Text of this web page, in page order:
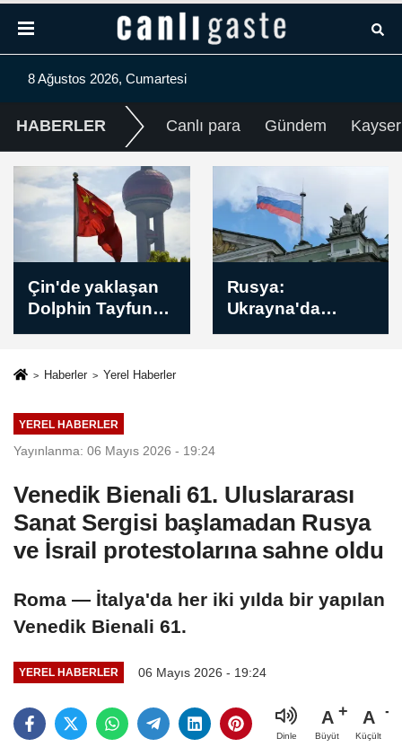
8 Ağustos 2026, Cumartesi
HABERLER Canlı para Gündem
Rusya:
Ukrayna'da
Harkiv
İvanovka
kontrolümüze
geçti
Çeyrek Altın Kaç
TL? Bugün
Çeyrek Altın
Haberler Yerel Haberler
YEREL HABERLER
Yayınlanma: 06 Mayıs 2026 - 19:24
Venedik Bienali 61. Uluslararası
Sanat Sergisi başlamadan Rusya
ve İsrail protestolarına sahne oldu
Roma — İtalya'da her iki yılda bir yapılan
Venedik Bienali 61.
YEREL HABERLER 06 Mayıs 2026 - 19:24
Dinle
A
Büyüt
A
Küçült